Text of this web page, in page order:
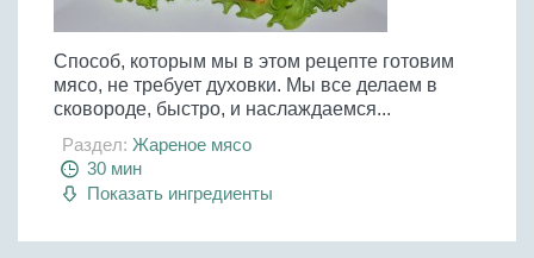
Способ, которым мы в этом рецепте готовим
мясо, не требует духовки. Мы все делаем в
сковороде, быстро, и наслаждаемся...
Раздел: Жареное мясо
30 мин
Показать ингредиенты